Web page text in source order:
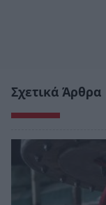
Σχετικά Άρθρα